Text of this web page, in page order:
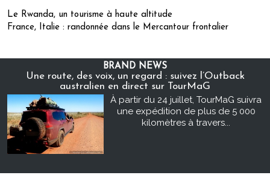
Le Rwanda, un tourisme à haute altitude
France, Italie : randonnée dans le Mercantour frontalier
BRAND NEWS
Une route, des voix, un regard : suivez l’Outback
australien en direct sur TourMaG
À partir du 24 juillet, TourMaG suivra
une expédition de plus de 5 000
kilomètres à travers...